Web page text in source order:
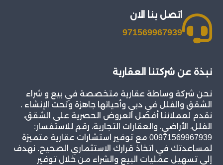
اتصل بنا الان
971569967939
نبذة عن شركتنا العقارية
نحن شركة وساطة عقارية متخصصة في بيع و شراء
الشقق والفلل في دبي وأحيائها جاهزة وتحت الإنشاء .
نقدم لعملائنا أفضل العروض الحصرية على الشقق،
الفلل، الأراضي، والعقارات التجارية، رقم للاستفسار:
00971569967939 مع توفير استشارات عقارية متميزة
لمساعدتك في اتخاذ قرارك الاستثماري الصحيح. نهدف
إلى تسهيل عمليات البيع والشراء من خلال توفير